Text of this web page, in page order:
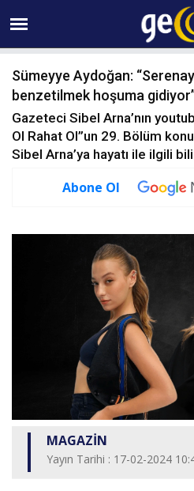
10 AĞUSTOS
Sümeyye Aydoğan: “Serenay
benzetilmek hoşuma
Gazeteci Sibel Arna’nın
Ol Rahat Ol”un 29. Bölüm
Sibel Arna’ya hayatı ile ilgili
Abone Ol
MAGAZİN
Yayın Tarihi : 17-02-2024